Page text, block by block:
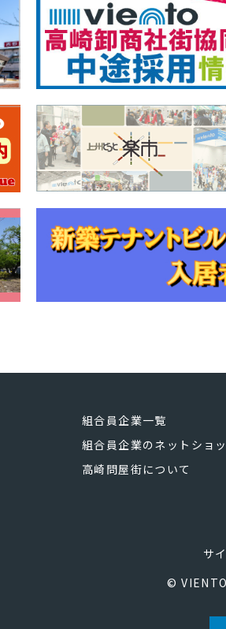
組合員企業一覧
組合員企業のネットショ
高崎問屋街について
サ
©